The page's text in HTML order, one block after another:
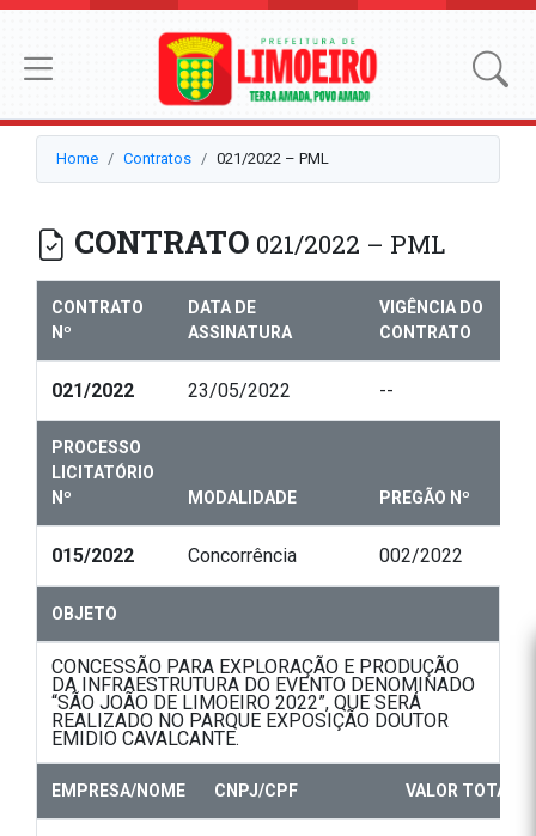
Home Contratos 021/2022 – PML
CONTRATO 021/2022 – PML
CONTRATO
Nº
DATA DE
ASSINATURA
VIGÊNCIA DO
CONTRATO
021/2022 23/05/2022 --
PROCESSO
LICITATÓRIO
Nº
MODALIDADE PREGÃO Nº
015/2022 Concorrência 002/2022
OBJETO
CONCESSÃO PARA EXPLORAÇÃO E PRODUÇÃO
DA INFRAESTRUTURA DO EVENTO DENOMINADO
“SÃO JOÃO DE LIMOEIRO 2022”, QUE SERÁ
REALIZADO NO PARQUE EXPOSIÇÃO DOUTOR
EMIDIO CAVALCANTE.
EMPRESA/NOME CNPJ/CPF VALOR TOTAL